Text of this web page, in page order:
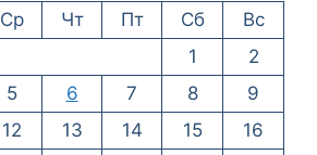
Ср Чт Пт Сб
Вс
1
2
5 6 7 8
9
12 13 14 15
16